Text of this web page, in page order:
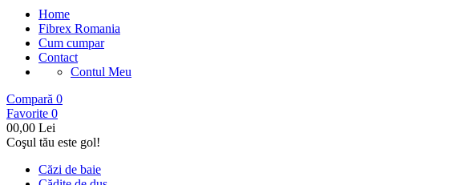
Home
Fibrex Romania
Cum cumpar
Contact
Contul Meu
Compară 0
Favorite 0
00,00 Lei
Coşul tău este gol!
Căzi de baie